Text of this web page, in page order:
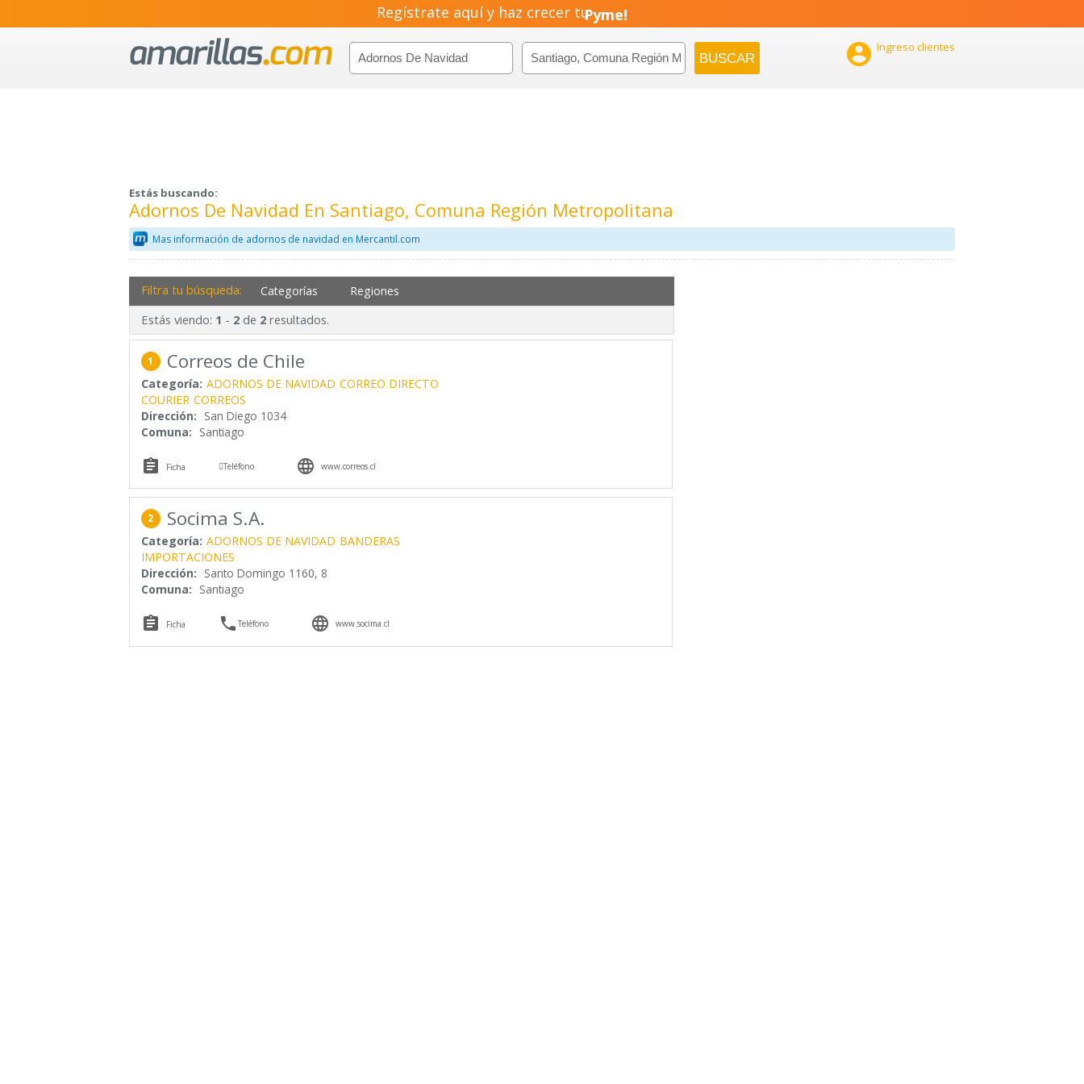
Regístrate aquí y haz crecer tuPyme!
Emprendimiento!
 Ingreso clientes
Estás buscando:
Adornos De Navidad En Santiago, Comuna Región Metropolitana
Mas información de adornos de navidad en Mercantil.com
Filtra tu búsqueda: Categorías Regiones
Estás viendo: 1 - 2de 2resultados.
1 Correos de Chile
Categoría: ADORNOS DE NAVIDAD CORREO DIRECTO
COURIER CORREOS
Dirección: San Diego 1034
Comuna: Santiago
 Ficha Teléfono  www.correos.cl
2 Socima S.A.
Categoría: ADORNOS DE NAVIDAD BANDERAS
IMPORTACIONES
Dirección: Santo Domingo 1160, 8
Comuna: Santiago
 Ficha Teléfono  www.socima.cl